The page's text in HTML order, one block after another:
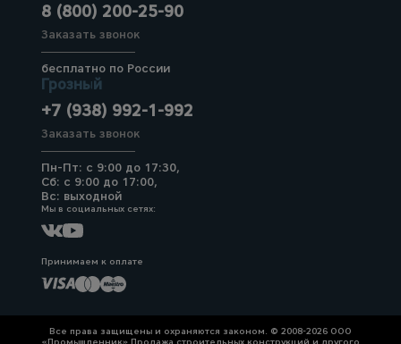
8 (800) 200-25-90
Заказать звонок
бесплатно по России
Грозный
+7 (938) 992-1-992
Заказать звонок
Пн-Пт: с 9:00 до 17:30,
Сб: с 9:00 до 17:00,
Вс: выходной
Мы в социальных сетях:
Принимаем к оплате
Все права защищены и охраняются законом. © 2008-2026 ООО
«Промышленник» Продажа строительных конструкций и другого